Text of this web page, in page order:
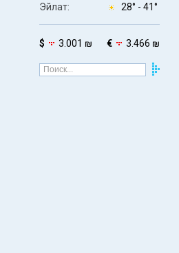
Эйлат:
28° - 41°
$ 3.001 ₪ € 3.466 ₪